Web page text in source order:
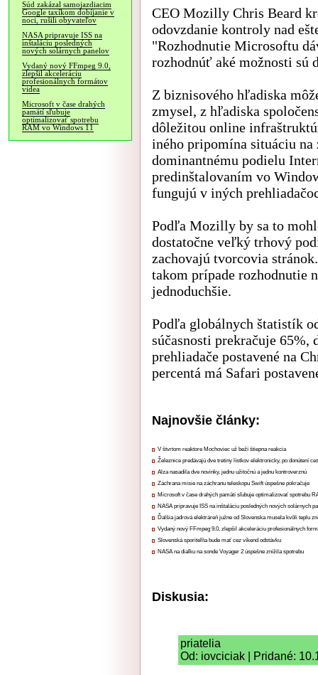
Súd zakázal samojazdiacim
Google taxíkom dobíjanie v
noci, rušili obyvateľov
NASA pripravuje ISS na
inštaláciu posledných
nových solárnych panelov
Vydaný nový FFmpeg 9.0,
zlepšil akceleráciu
profesionálnych formátov
videa
Microsoft v čase drahých
pamätí sľubuje
optimalizovať spotrebu
RAM vo Windows 11
CEO Mozilly Chris Beard
odovzdanie kontroly nad
"Rozhodnutie Microsoftu
rozhodnúť aké možnosti sú
Z biznisového hľadiska
zmysel, z hľadiska
dôležitou online
iného pripomína situáciu
dominantnému podielu
predinštalovaním vo
fungujú v iných
Podľa Mozilly by sa to
dostatočne veľký trhový
zachovajú tvorcovia
takom prípade rozhodnutie
jednoduchšie.
Podľa globálnych štatistík
súčasnosti prekračuje
prehliadače postavené na
percentá má Safari
Najnovšie články:
V štvrtom reaktore Mochoviec už beží štiepna reakcia
Železnice predávajú dve tretiny lístkov elektronicky, po donútení
Alza nasadila dve novinky, jednu užitočnú a jednu kontroverznú
Záchrana misie na záchranu teleskopu Swift úspešne pokračuje
Microsoft v čase drahých pamätí sľubuje optimalizovať spotrebu
NASA pripravuje ISS na inštaláciu posledných nových solárnych
Ďalšia jadrová elektráreň južne od Slovenska musela kvôli teplu
Vydaný nový FFmpeg 9.0, zlepšil akceleráciu profesionálnych
Slovenská sporiteľňa bude mať cez víkend odstávku
NASA na diaľku na sonde Voyager 2 úspešne znížila spotrebu
Diskusia:
priatelia
Od: iovciciak | Pridané: